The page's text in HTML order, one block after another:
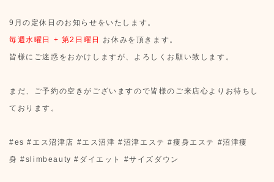
9月の定休日のお知らせをいたします。
毎週水曜日 + 第2日曜日
お休みを頂きます。
皆様にご迷惑をおかけしますが、よろしくお願い致します。
まだ、ご予約の空きがございますので皆様のご来店心よりお待ちし
ております。
#es #エス沼津店 #エス沼津 #沼津エステ #痩身エステ #沼津痩
身 #slimbeauty #ダイエット #サイズダウン